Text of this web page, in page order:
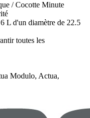
/ Cocotte Minute
L d'un diamètre de 22.5
toutes les
Modulo, Actua,